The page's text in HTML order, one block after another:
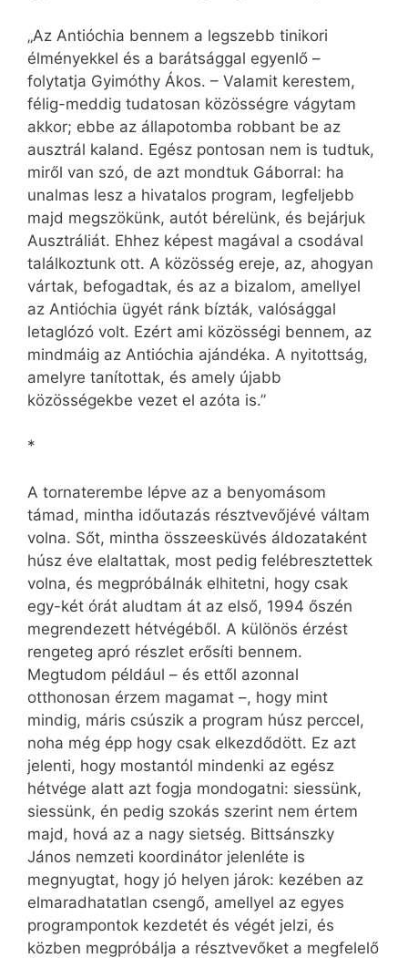
„Az Antióchia bennem a legszebb tinikori
élményekkel és a barátsággal egyenlő –
folytatja Gyimóthy Ákos. – Valamit kerestem,
félig-meddig tudatosan közösségre vágytam
akkor; ebbe az állapotomba robbant be az
ausztrál kaland. Egész pontosan nem is tudtuk,
miről van szó, de azt mondtuk Gáborral: ha
unalmas lesz a hivatalos program, legfeljebb
majd megszökünk, autót bérelünk, és bejárjuk
Ausztráliát. Ehhez képest magával a csodával
találkoztunk ott. A közösség ereje, az, ahogyan
vártak, befogadtak, és az a bizalom, amellyel
az Antióchia ügyét ránk bízták, valósággal
letaglózó volt. Ezért ami közösségi bennem, az
mindmáig az Antióchia ajándéka. A nyitottság,
amelyre tanítottak, és amely újabb
közösségekbe vezet el azóta is.”
*
A tornaterembe lépve az a benyomásom
támad, mintha időutazás résztvevőjévé váltam
volna. Sőt, mintha összeesküvés áldozataként
húsz éve elaltattak, most pedig felébresztettek
volna, és megpróbálnák elhitetni, hogy csak
egy-két órát aludtam át az első, 1994 őszén
megrendezett hétvégéből. A különös érzést
rengeteg apró részlet erősíti bennem.
Megtudom például – és ettől azonnal
otthonosan érzem magamat –, hogy mint
mindig, máris csúszik a program húsz perccel,
noha még épp hogy csak elkezdődött. Ez azt
jelenti, hogy mostantól mindenki az egész
hétvége alatt azt fogja mondogatni: siessünk,
siessünk, én pedig szokás szerint nem értem
majd, hová az a nagy sietség. Bittsánszky
János nemzeti koordinátor jelenléte is
megnyugtat, hogy jó helyen járok: kezében az
elmaradhatatlan csengő, amellyel az egyes
programpontok kezdetét és végét jelzi, és
közben megpróbálja a résztvevőket a megfelelő